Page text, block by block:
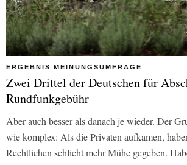
ERGEBNIS MEINUNGSUMFRAGE
Zwei Drittel der Deutschen für
Rundfunkgebühr
Aber auch besser als danach je wieder. Der
wie komplex: Als die Privaten aufkamen,
Rechtlichen schlicht mehr Mühe gegeben.